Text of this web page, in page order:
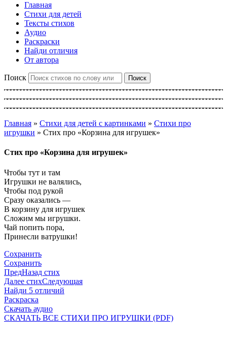
Главная
Стихи для детей
Тексты стихов
Аудио
Раскраски
Найди отличия
От автора
Поиск Поиск
Главная » Стихи для детей с картинками » Стихи про
игрушки » Стих про «Корзина для игрушек»
Стих про «Корзина для игрушек»
Чтобы тут и там
Игрушки не валялись,
Чтобы под рукой
Сразу оказались —
В корзину для игрушек
Сложим мы игрушки.
Чай попить пора,
Принесли ватрушки!
Сохранить
Сохранить
ПредНазад стих
Далее стихСледующая
Найди 5 отличий
Раскраска
Скачать аудио
СКАЧАТЬ ВСЕ СТИХИ ПРО ИГРУШКИ (PDF)